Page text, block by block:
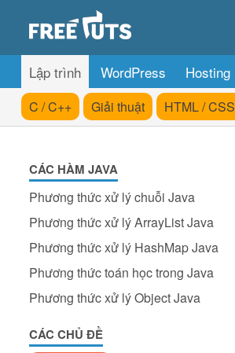
Lập trình WordPress Hosting
C / C++ Giải thuật HTML / CSS
CÁC HÀM JAVA
Phương thức xử lý chuỗi Java
Phương thức xử lý ArrayList Java
Phương thức xử lý HashMap Java
Phương thức toán học trong Java
Phương thức xử lý Object Java
CÁC CHỦ ĐỀ